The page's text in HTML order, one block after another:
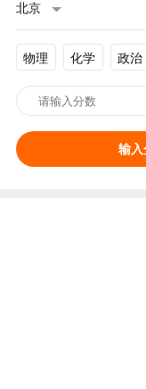
北京
物理 化学 政治
输